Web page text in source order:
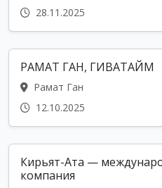
28.11.2025
РАМАТ ГАН, ГИВАТАЙМ
Рамат Ган
12.10.2025
Кирьят-Ата —
компания